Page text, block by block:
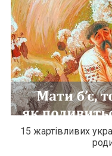
15 жартівливих